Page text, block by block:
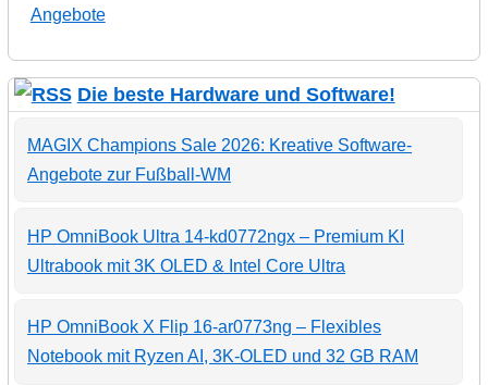
Angebote
Die beste Hardware und Software!
MAGIX Champions Sale 2026: Kreative Software-
Angebote zur Fußball-WM
HP OmniBook Ultra 14-kd0772ngx – Premium KI
Ultrabook mit 3K OLED & Intel Core Ultra
HP OmniBook X Flip 16-ar0773ng – Flexibles
Notebook mit Ryzen AI, 3K-OLED und 32 GB RAM